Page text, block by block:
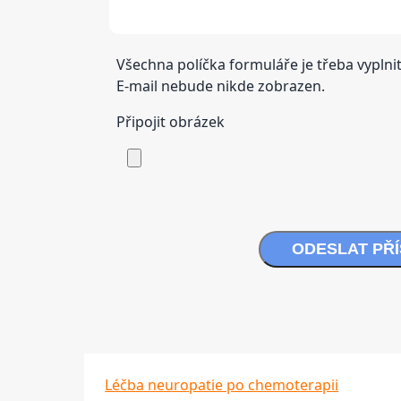
Všechna políčka formuláře je třeba
E-mail nebude nikde zobrazen.
Připojit obrázek
ODESLAT
Léčba neuropatie po chemoterapii